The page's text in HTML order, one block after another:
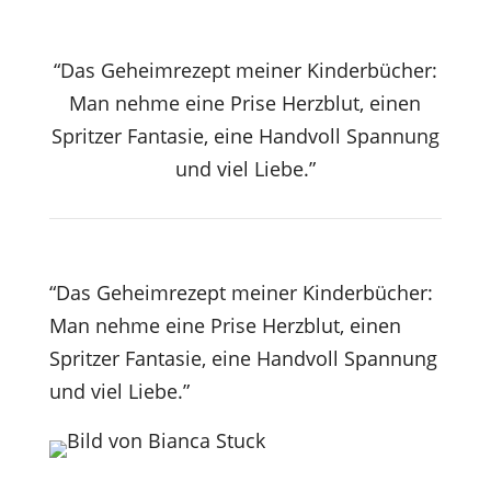
“Das Geheimrezept meiner Kinderbücher:
Man nehme eine Prise Herzblut, einen
Spritzer Fantasie, eine Handvoll Spannung
und viel Liebe.”
“Das Geheimrezept meiner Kinderbücher:
Man nehme eine Prise Herzblut, einen
Spritzer Fantasie, eine Handvoll Spannung
und viel Liebe.”